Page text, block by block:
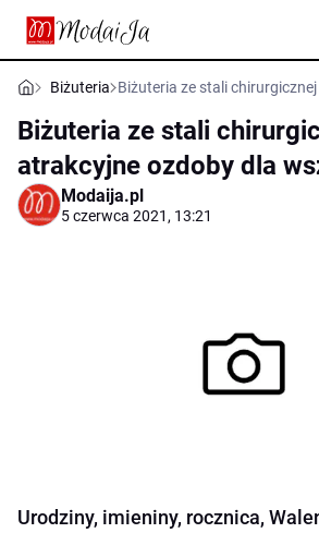
Biżuteria Biżuteria ze stali
Biżuteria ze stali
atrakcyjne ozdoby dla
Modaija.pl
5 czerwca 2021, 13:21
Urodziny, imieniny, rocznica,